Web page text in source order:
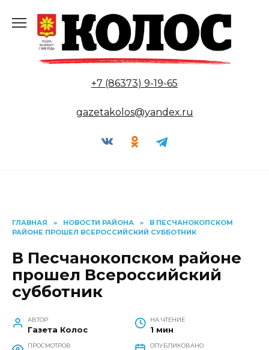
содержанию
+7 (86373) 9-19-65
gazetakolos@yandex.ru
ГЛАВНАЯ » НОВОСТИ РАЙОНА »
В ПЕСЧАНОКОПСКОМ
РАЙОНЕ ПРОШЕЛ ВСЕРОССИЙСКИЙ СУББОТНИК
В Песчанокопском районе
прошел Всероссийский
субботник
АВТОР
Газета Колос
НА ЧТЕНИЕ
1 мин
ПРОСМОТРОВ ОПУБЛИКОВАНО